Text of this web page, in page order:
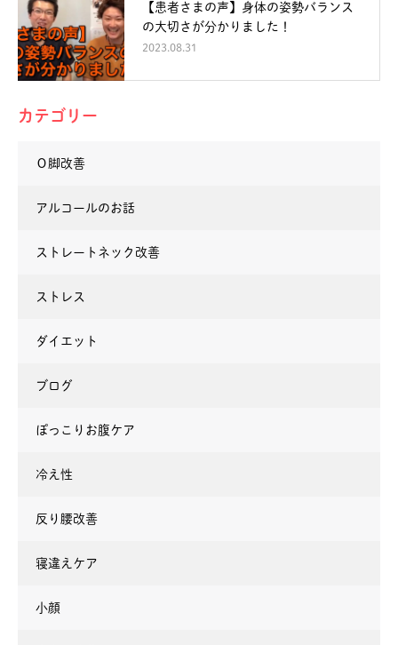
【患者さまの声】身体の姿勢バランス
の大切さが分かりました！
2023.08.31
カテゴリー
Ｏ脚改善
アルコールのお話
ストレートネック改善
ストレス
ダイエット
ブログ
ぽっこりお腹ケア
冷え性
反り腰改善
寝違えケア
小顔